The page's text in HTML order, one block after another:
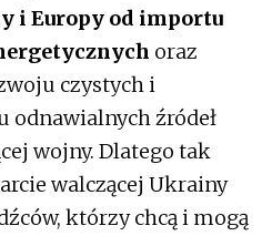
i Europy od importu
oraz
czystych i
odnawialnych źródeł
wojny. Dlatego tak
walczącej Ukrainy
którzy chcą i mogą